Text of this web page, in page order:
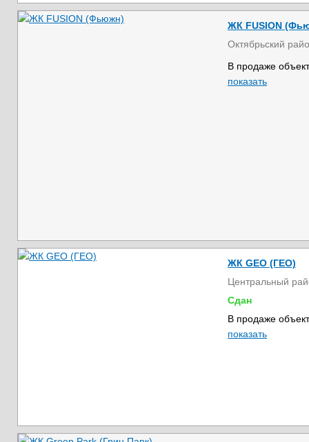
ЖК FUSION
Октябрьский
В продаже
показать
ЖК GEO (ГЕО)
Центральный
Сдан
В продаже
показать